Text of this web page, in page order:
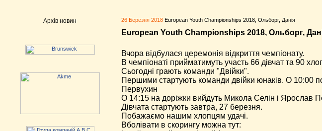
Архів новин 26 Березня 2018 European Youth Championships 2018, Ольборг, Данія
European Youth Championships 2018, Ольборг,
Вчора відбулася церемонія відкриття чемпіонату.
В чемпіонаті прийматимуть участь 66 дівчат та 90
Сьогодні грають команди "Двійки".
Першими стартують команди двійки юнаків. О 10:00
Первухин
О 14:15 на доріжки вийдуть Микола Селін і Ярослав
Дівчата стартують завтра, 27 березня.
Побажаємо нашим хлопцям удачі.
Вболівати в скорингу можна тут: